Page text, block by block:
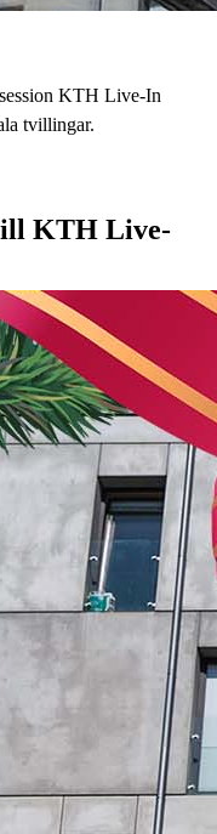
KTH Live-In
tvillingar.
KTH Live-